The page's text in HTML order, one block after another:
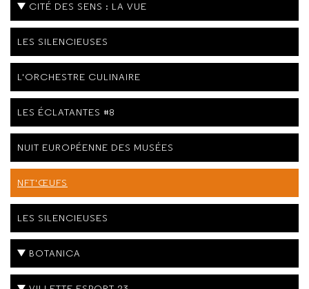
CITÉ DES SENS : LA VUE
LES SILENCIEUSES
L'ORCHESTRE CULINAIRE
LES ÉCLATANTES #8
NUIT EUROPÉENNE DES MUSÉES
NFT'ŒUFS
LES SILENCIEUSES
BOTANICA